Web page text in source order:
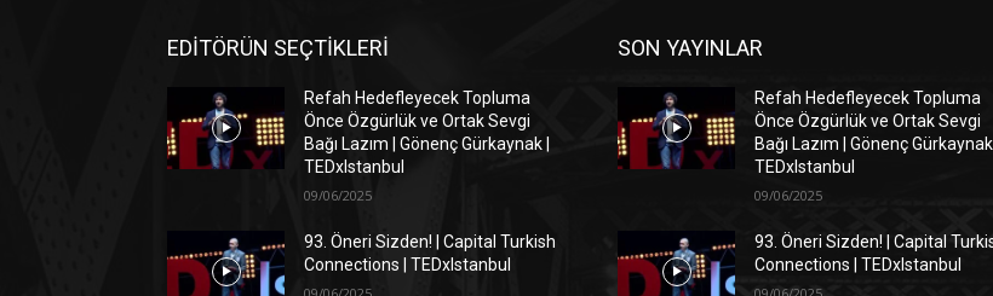
EDİTÖRÜN SEÇTİKLERİ
Refah Hedefleyecek Topluma
Önce Özgürlük ve Ortak Sevgi
Bağı Lazım | Gönenç Gürkaynak |
TEDxIstanbul
09/06/2025
93. Öneri Sizden! | Capital Turkish
Connections | TEDxIstanbul
SON YAYINLAR
Refah Hedefleyecek Topluma
Önce Özgürlük ve Ortak Sevgi
Bağı Lazım | Gönenç Gürkaynak |
TEDxIstanbul
09/06/2025
93. Öneri Sizden! | Capital
Connections | TEDxIstanbul